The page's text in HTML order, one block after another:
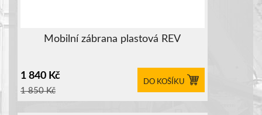
Mobilní zábrana plastová REV
1 840 Kč
1 850Kč
DO KOŠÍKU